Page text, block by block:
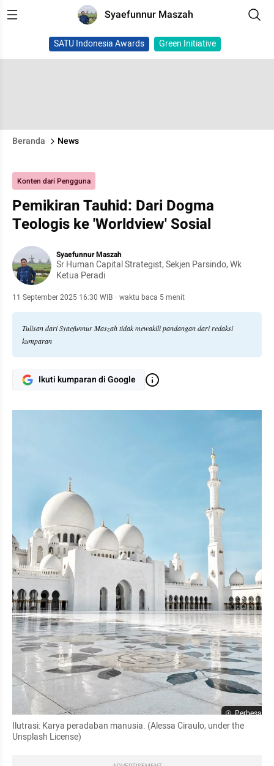
Syaefunnur Maszah
SATU Indonesia Awards Green Initiative
Beranda News
Konten dari Pengguna
Pemikiran Tauhid: Dari Dogma
Teologis ke 'Worldview' Sosial
Syaefunnur Maszah
Sr Human Capital Strategist, Sekjen Parsindo, Wk
Ketua Peradi
11 September 2025 16:30 WIB · waktu baca 5 menit
Tulisan dari Syaefunnur Maszah tidak mewakili pandangan dari redaksi
kumparan
Ikuti kumparan di Google
Perbesar
Ilutrasi: Karya peradaban manusia. (Alessa Ciraulo, under the
Unsplash License)